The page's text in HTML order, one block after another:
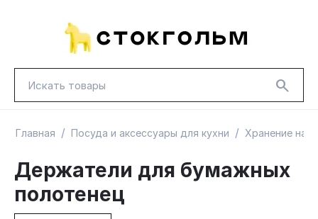
Главная / Посуда и аксессуары для кухни / Хранение на
Держатели для бумажных
полотенец